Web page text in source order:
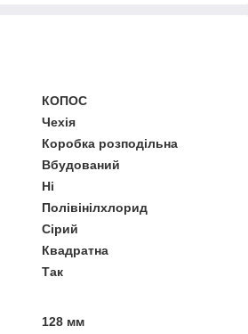
КОПОС
Чехія
Коробка розподільна
Вбудований
Ні
Полівінілхлорид
Сірий
Квадратна
Так
128 мм